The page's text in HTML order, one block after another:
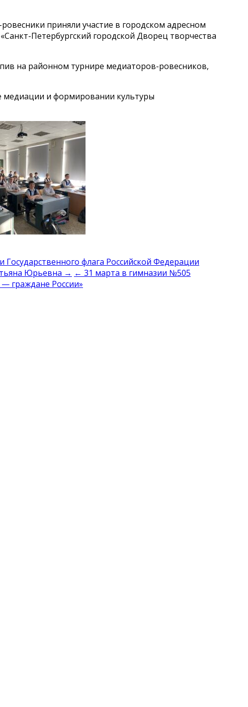
приняли участие в городском адресном
Петербургский городской Дворец творчества
на районном турнире медиаторов-ровесников,
медиации и формировании культуры
флага Российской Федерации
Юрьевна → ← 31 марта в гимназии №505
граждане России»